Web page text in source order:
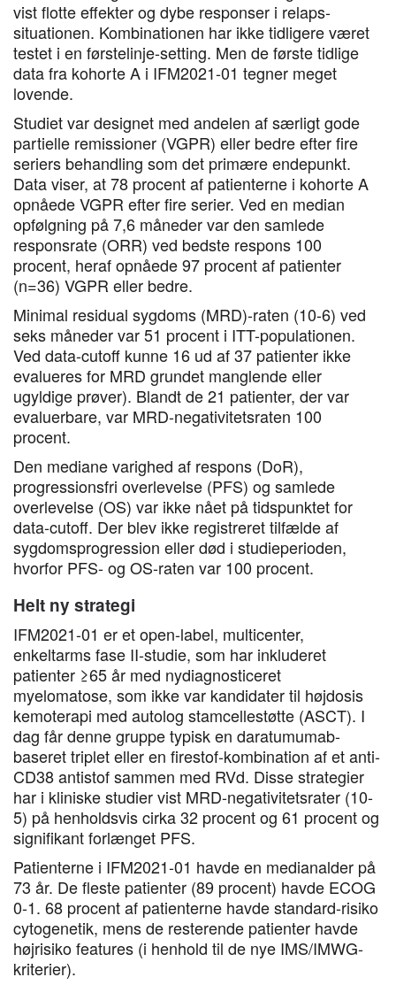
vist flotte effekter og dybe responser i relaps-
situationen. Kombinationen har ikke tidligere været
testet i en førstelinje-setting. Men de første tidlige
data fra kohorte A i IFM2021-01 tegner meget
lovende.
Studiet var designet med andelen af særligt gode
partielle remissioner (VGPR) eller bedre efter fire
seriers behandling som det primære endepunkt.
Data viser, at 78 procent af patienterne i kohorte A
opnåede VGPR efter fire serier. Ved en median
opfølgning på 7,6 måneder var den samlede
responsrate (ORR) ved bedste respons 100
procent, heraf opnåede 97 procent af patienter
(n=36) VGPR eller bedre.
Minimal residual sygdoms (MRD)-raten (10-6) ved
seks måneder var 51 procent i ITT-populationen.
Ved data-cutoff kunne 16 ud af 37 patienter ikke
evalueres for MRD grundet manglende eller
ugyldige prøver). Blandt de 21 patienter, der var
evaluerbare, var MRD-negativitetsraten 100
procent.
Den mediane varighed af respons (DoR),
progressionsfri overlevelse (PFS) og samlede
overlevelse (OS) var ikke nået på tidspunktet for
data-cutoff. Der blev ikke registreret tilfælde af
sygdomsprogression eller død i studieperioden,
hvorfor PFS- og OS-raten var 100 procent.
Helt ny strategi
IFM2021-01 er et open-label, multicenter,
enkeltarms fase II-studie, som har inkluderet
patienter ≥65 år med nydiagnosticeret
myelomatose, som ikke var kandidater til højdosis
kemoterapi med autolog stamcellestøtte (ASCT). I
dag får denne gruppe typisk en daratumumab-
baseret triplet eller en firestof-kombination af et anti-
CD38 antistof sammen med RVd. Disse strategier
har i kliniske studier vist MRD-negativitetsrater (10-
5) på henholdsvis cirka 32 procent og 61 procent og
signifikant forlænget PFS.
Patienterne i IFM2021-01 havde en medianalder på
73 år. De fleste patienter (89 procent) havde ECOG
0-1. 68 procent af patienterne havde standard-risiko
cytogenetik, mens de resterende patienter havde
højrisiko features (i henhold til de nye IMS/IMWG-
kriterier).